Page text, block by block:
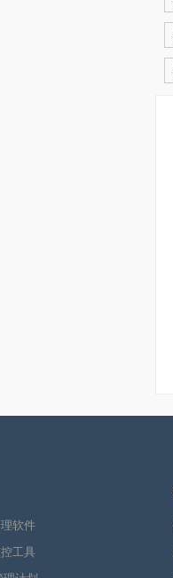
软件
工具